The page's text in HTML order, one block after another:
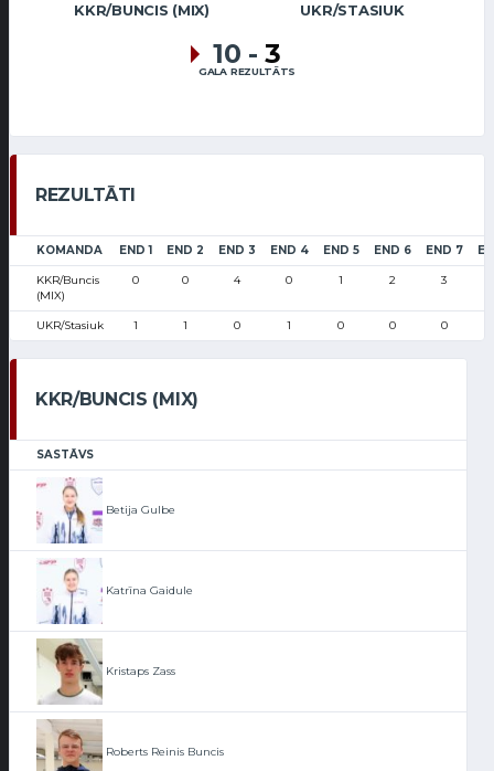
KKR/BUNCIS (MIX) UKR/STASIUK
10 - 3
GALA REZULTĀTS
REZULTĀTI
KOMANDA END 1 END 2 END 3 END 4 END 5 END 6 END 7
KKR/Buncis
(MIX)
0 0 4 0 1 2 3
UKR/Stasiuk 1 1 0 1 0 0 0
KKR/BUNCIS (MIX)
SASTĀVS
Betija Gulbe
Katrīna Gaidule
Kristaps Zass
Roberts Reinis Buncis